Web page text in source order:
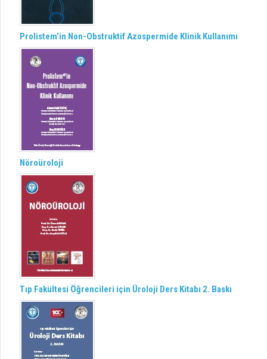
Prolistem’in Non-Obstruktif Azospermide Klinik Kullanımı
Nöroüroloji
Tıp Fakültesi Öğrencileri için Üroloji Ders Kitabı 2. Baskı